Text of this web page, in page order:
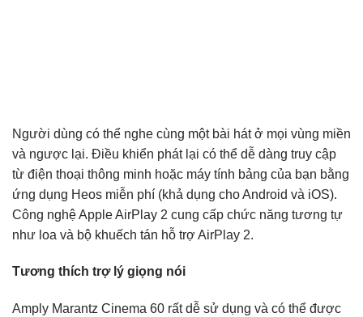
Người dùng có thể nghe cùng một bài hát ở mọi vùng miền
và ngược lại. Điều khiển phát lại có thể dễ dàng truy cập
từ điện thoại thông minh hoặc máy tính bảng của bạn bằng
ứng dụng Heos miễn phí (khả dụng cho Android và iOS).
Công nghệ Apple AirPlay 2 cung cấp chức năng tương tự
như loa và bộ khuếch tán hỗ trợ AirPlay 2.
Tương thích trợ lý giọng nói
Amply Marantz Cinema 60 rất dễ sử dụng và có thể được